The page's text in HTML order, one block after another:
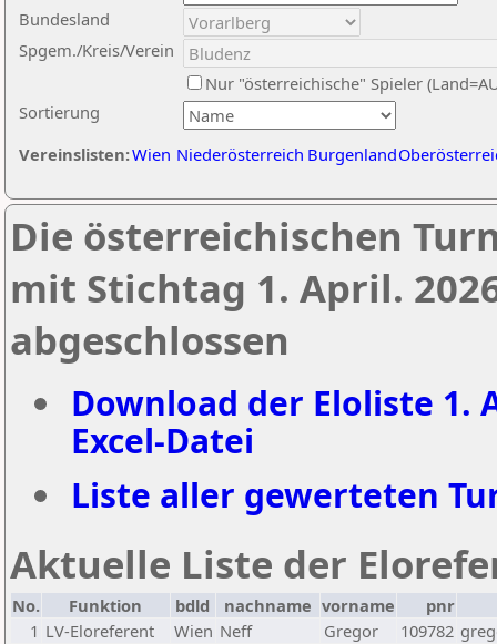
Sortierung
Bundesland
Spgem./Kreis/Verein
Nur "österreichische" Spieler
Vereinslisten:Wien Niederösterreich Burgenland
Die österreichischen
mit Stichtag 1. April.
abgeschlossen
Download der Eloliste 1.
Excel-Datei
Liste aller gewerteten
Aktuelle Liste der
No. Funktion bdld nachname vorname
pnr
1 LV-Eloreferent Wien Neff Gregor 109782